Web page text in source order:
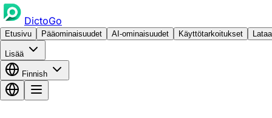
DictoGo
Etusivu Pääominaisuudet AI-ominaisuudet Käyttötarkoitukset Lataa
Lisää
Finnish